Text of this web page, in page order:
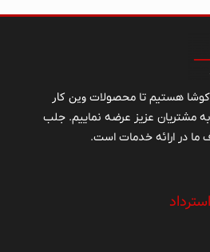
هستیم تا محصولات وین کار
مشتریان عزیز عرضه نماییم. جلب
در ارائه خدمات است.